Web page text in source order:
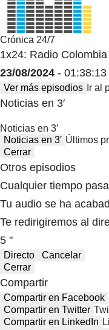
Crónica 24/7
1x24: Radio Colombia
23/08/2024 - 01:38:13
Ver más episodios Ir al
Noticias en 3′
Noticias en 3′
Noticias en 3′ Últimos
Cerrar
Otros episodios
Cualquier tiempo
Tu audio se ha
Te redirigiremos al
5 "
Directo
Cancelar
Cerrar
Compartir
Compartir en Facebook
Compartir en Twitter
Compartir en LinkedIn